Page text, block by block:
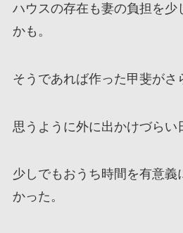
ハウスの存在も妻の負担を少
かも。
そうであれば作った甲斐がさ
思うように外に出かけづらい
少しでもおうち時間を有意義
かった。